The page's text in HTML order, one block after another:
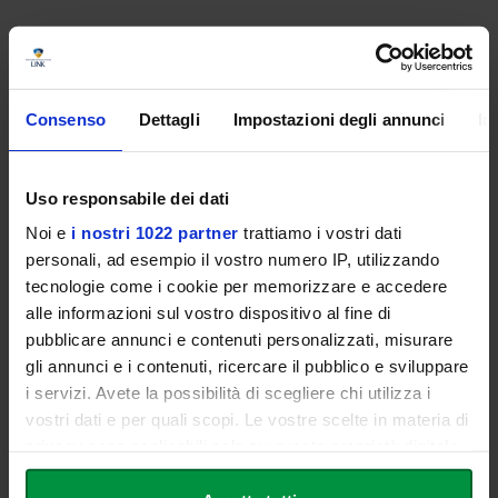
Consenso Dettagli Impostazioni degli annunci
Uso responsabile dei dati
Noi e i nostri 1022 partner trattiamo i vostri dati
personali, ad esempio il vostro numero IP, utilizzando
tecnologie come i cookie per memorizzare e accedere
alle informazioni sul vostro dispositivo al fine di
pubblicare annunci e contenuti personalizzati, misurare
gli annunci e i contenuti, ricercare il pubblico e sviluppare
i servizi. Avete la possibilità di scegliere chi utilizza i
vostri dati e per quali scopi. Le vostre scelte in materia di
in cui avete effettuato le vostre scelte. È possibile
GUIDA ALL'ASCOLTO
a cura della prof.ssa Elena OLIVA
Musicologa - DAMS, Università degli Studi Link
Ore 18.00
Elisabeth PLANK
Domenica 8 MARZO
Ore 9.00
ESPOSIZIONE STRUMENTI ED ACCESSORI
Dalle ore 9.00 alle 18.00